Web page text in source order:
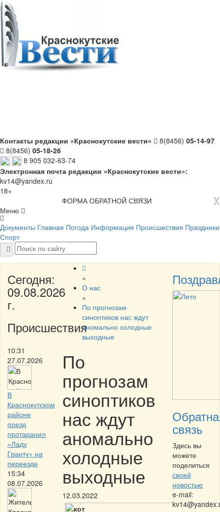
Контакты редакции «Краснокутские вести» 8(8456) 05-14-97
8(8456) 05-18-26
8 905 032-63-74
Электронная почта редакции «Краснокутские вести»:
kv14@yandex.ru
18+
X
ФОРМА ОБРАТНОЙ СВЯЗИ
Меню
Документы Главная Погода Информация Происшествия Праздники
Спорт
Сегодня:
09.08.2026
г.
Происшествия
10:31
27.07.2026
В
Краснокутском
районе
поезд
протаранил
«Ладу
Гранту» на
переезде
15:34
08.07.2026
»
О нас
»
По прогнозам
синоптиков нас ждут
аномально холодные
выходные
По
прогнозам
синоптиков
нас ждут
аномально
холодные
выходные
12.03.2022
связь
Здесь вы
можете
поделиться
своей
новостью
e-mail: